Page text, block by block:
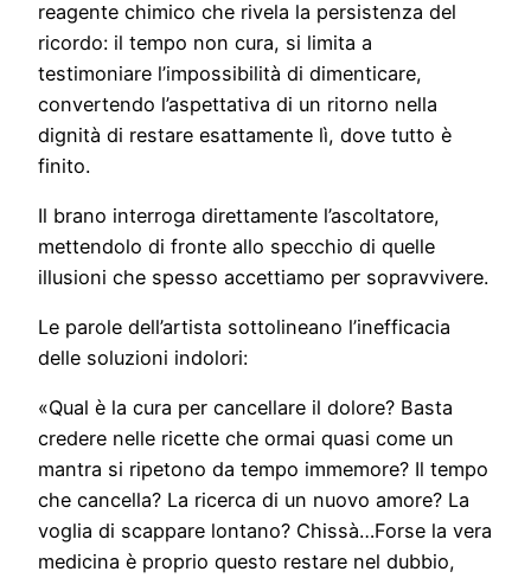
reagente chimico che rivela la persistenza del
ricordo: il tempo non cura, si limita a
testimoniare l’impossibilità di dimenticare,
convertendo l’aspettativa di un ritorno nella
dignità di restare esattamente lì, dove tutto è
finito.
Il brano interroga direttamente l’ascoltatore,
mettendolo di fronte allo specchio di quelle
illusioni che spesso accettiamo per sopravvivere.
Le parole dell’artista sottolineano l’inefficacia
delle soluzioni indolori:
«Qual è la cura per cancellare il dolore? Basta
credere nelle ricette che ormai quasi come un
mantra si ripetono da tempo immemore? Il tempo
che cancella? La ricerca di un nuovo amore? La
voglia di scappare lontano? Chissà…Forse la vera
medicina è proprio questo restare nel dubbio,